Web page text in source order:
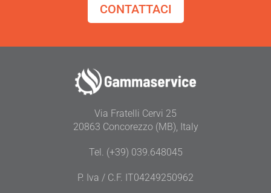
CONTATTACI
Via Fratelli Cervi 25
20863 Concorezzo (MB), Italy
Tel. (+39) 039.648045
P. Iva / C.F. IT04249250962